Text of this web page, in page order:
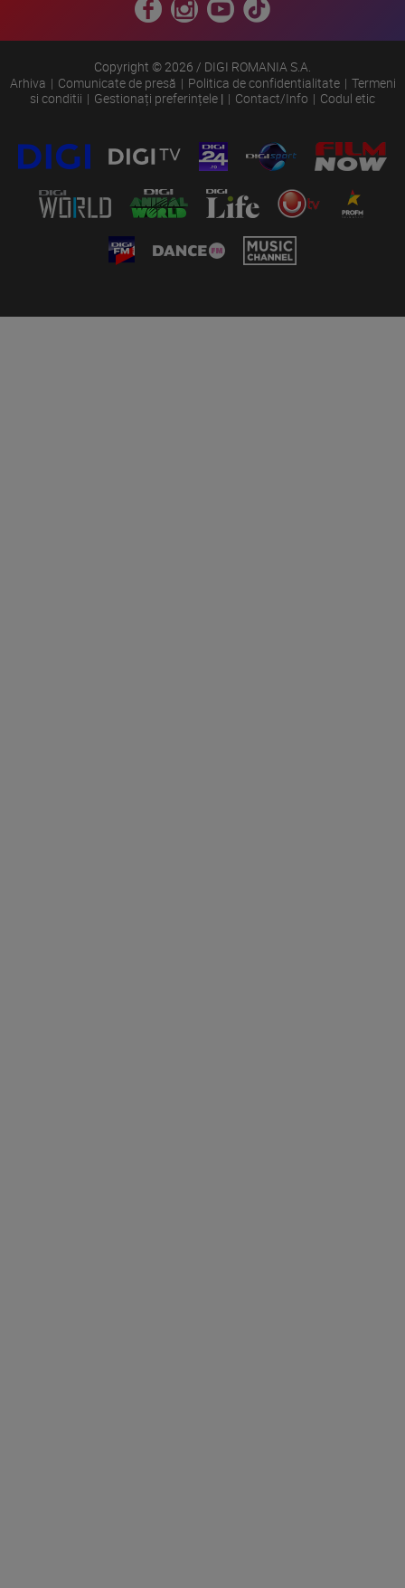
Copyright © 2026 / DIGI ROMANIA S.A.
Arhiva
Comunicate de presă Politica de confidentialitate
Termeni
si conditii
Gestionați preferințele | Contact/Info Codul etic